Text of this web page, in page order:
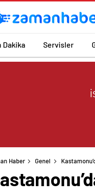
Dakika Servisler
Haber Genel